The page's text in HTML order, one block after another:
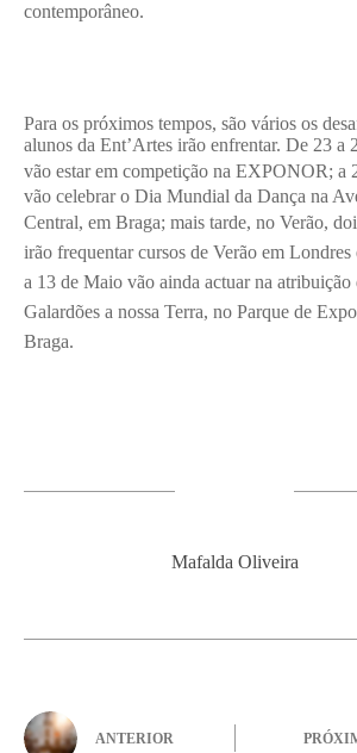
contemporâneo.
Para os próximos tempos, são vários os
alunos da Ent’Artes irão enfrentar. De 23 a
vão estar em competição na EXPONOR; a
vão celebrar o Dia Mundial da Dança na
Central, em Braga; mais tarde, no Verão,
irão frequentar cursos de Verão em Londres
a 13 de Maio vão ainda actuar na atribuição
Galardões a nossa Terra, no Parque de
Braga.
Mafalda Oliveira
ANTERIOR